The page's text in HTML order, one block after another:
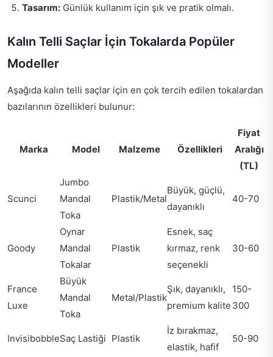
Tasarım: Günlük kullanım için şık ve pratik olmalı.
Kalın Telli Saçlar İçin Tokalarda Popüler
Modeller
Aşağıda kalın telli saçlar için en çok tercih edilen tokalardan
bazılarının özellikleri bulunur:
Marka Model Malzeme Özellikleri
Fiyat
Aralığı
(TL)
Scunci
Jumbo
Mandal
Toka
Plastik/Metal
Büyük, güçlü,
dayanıklı
40-70
Goody
Oynar
Mandal
Tokalar
Plastik
Esnek, saç
kırmaz, renk
seçenekli
30-60
France
Luxe
Büyük
Mandal
Toka
Metal/Plastik
Şık, dayanıklı,
premium kalite
150-
300
InvisibobbleSaç Lastiği Plastik
İz bırakmaz,
elastik, hafif
50-90